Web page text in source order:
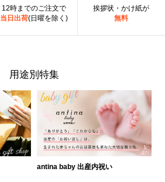
12時までのご注文で
当日出荷(日曜を除く)
挨拶状・かけ紙が
無料
用途別特集
antina baby 出産内祝い